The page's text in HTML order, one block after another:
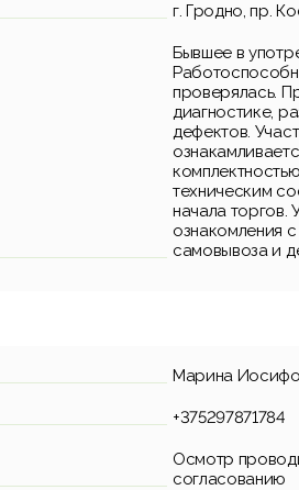
г. Гродно, пр.
Бывшее в
проверялась.
диагностике,
дефектов.
техническим
начала торгов.
ознакомления
самовывоза и
Марина
+375297871784
Осмотр
согласованию